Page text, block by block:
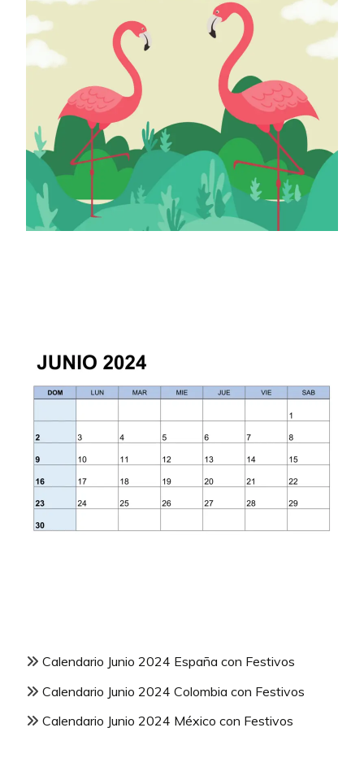
Calendario Junio 2024 España con Festivos
Calendario Junio 2024 Colombia con Festivos
Calendario Junio 2024 México con Festivos